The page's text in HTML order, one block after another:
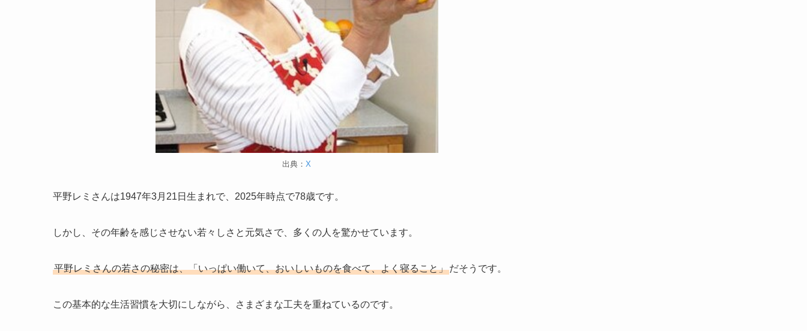
出典： X
平野レミさんは1947年3月21日生まれで、2025年時点で78歳です。
しかし、その年齢を感じさせない若々しさと元気さで、多くの人を驚かせています。
平野レミさんの若さの秘密は、「いっぱい働いて、おいしいものを食べて、よく寝ること」だそうです。
この基本的な生活習慣を大切にしながら、さまざまな工夫を重ねているのです。